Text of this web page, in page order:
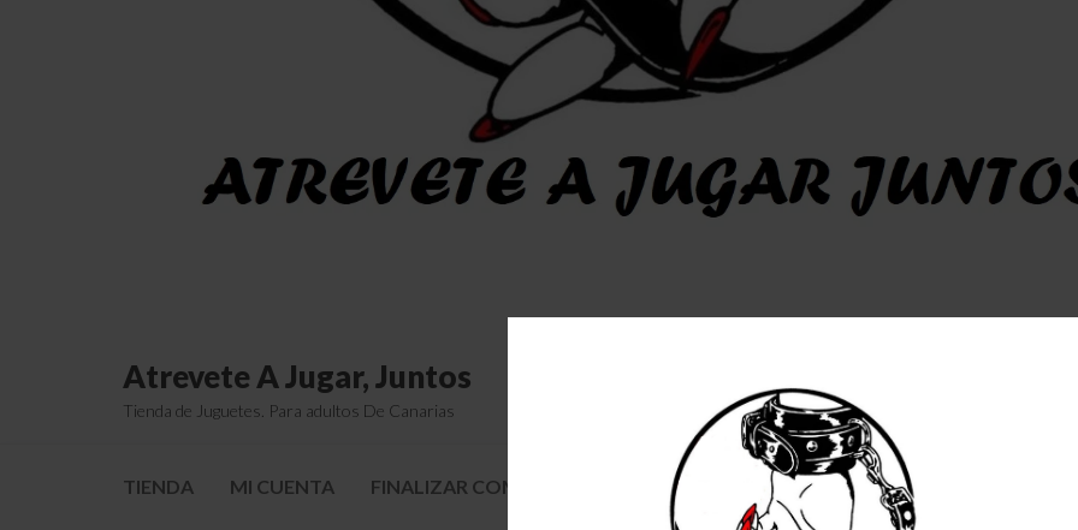
Atrevete A Jugar, Juntos
Tienda de Juguetes. Para adultos De Canarias
TIENDA MI CUENTA FINALIZAR COMPRA QUIENES SOMOS COLABORADORES